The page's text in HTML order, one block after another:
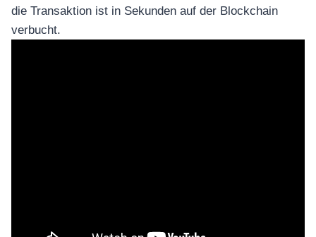
die Transaktion ist in Sekunden auf der Blockchain
verbucht.